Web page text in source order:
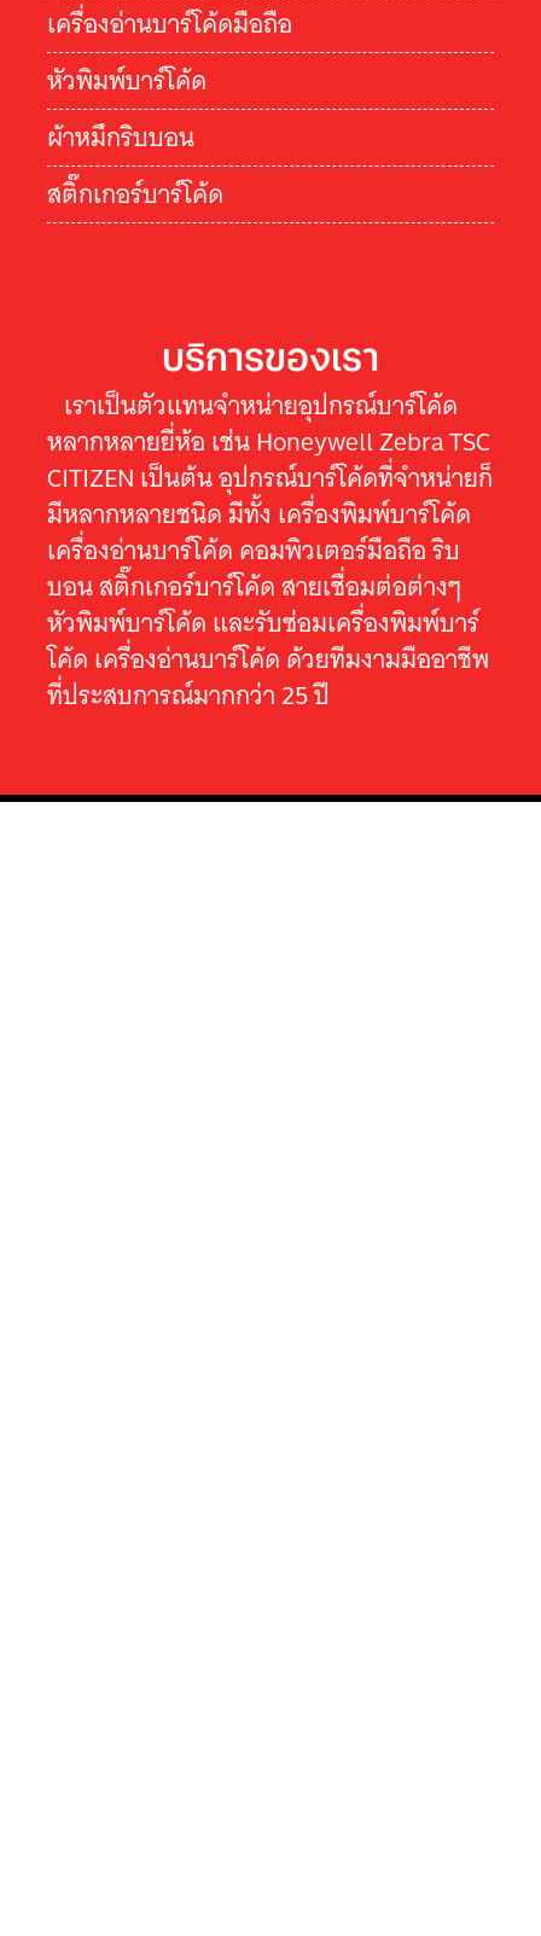
เครื่องอ่านบาร์โค้ดมือถือ
หัวพิมพ์บาร์โค้ด
ผ้าหมึกริบบอน
สติ๊กเกอร์บาร์โค้ด
บริการของเรา
เราเป็นตัวแทนจำหน่ายอุปกรณ์บาร์โค้ด
หลากหลายยี่ห้อ เช่น Honeywell Zebra TSC
CITIZEN เป็นต้น อุปกรณ์บาร์โค้ดที่จำหน่ายก็
มีหลากหลายชนิด มีทั้ง เครื่องพิมพ์บาร์โค้ด
เครื่องอ่านบาร์โค้ด คอมพิวเตอร์มือถือ ริบ
บอน สติ๊กเกอร์บาร์โค้ด สายเชื่อมต่อต่างๆ
หัวพิมพ์บาร์โค้ด และรับซ่อมเครื่องพิมพ์บาร์
โค้ด เครื่องอ่านบาร์โค้ด ด้วยทีมงามมืออาชีพ
ที่ประสบการณ์มากกว่า 25 ปี